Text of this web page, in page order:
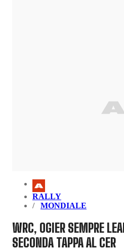
RALLY
MONDIALE
WRC, OGIER SEMPRE
SECONDA TAPPA AL CER